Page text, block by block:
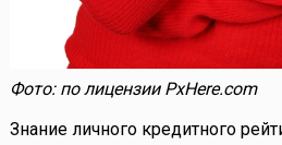
Фото: по лицензии PxHere.com
Знание личного кредитного